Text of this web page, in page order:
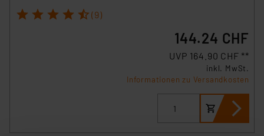
1 2 3 4 5 (9)
144.24 CHF
UVP 164.90 CHF **
inkl. MwSt.
Informationen zu Versandkosten